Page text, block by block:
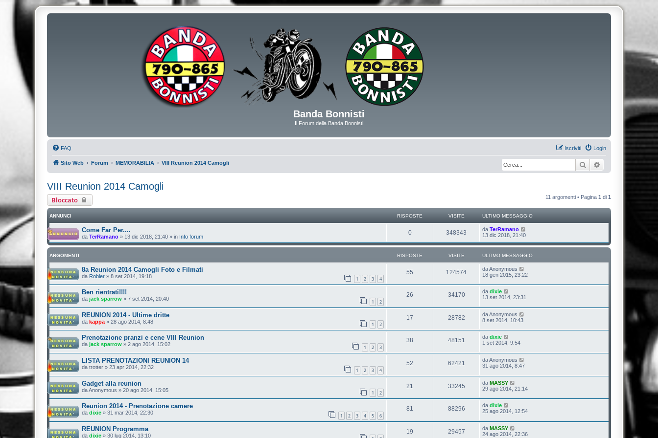
Banda Bonnisti
Il Forum della Banda Bonnisti
FAQ Login
Iscriviti
Sito Web Forum MEMORABILIA VIII Reunion 2014 Camogli Cerca Ricerca avanzata
VIII Reunion 2014 Camogli
Bloccato 11 argomenti • Pagina 1 di 1
ANNUNCI RISPOSTE VISITE ULTIMO MESSAGGIO
Come Far Per....
da TerRamano » 13 dic 2018, 21:40 » in Info forum
0 348343 da TerRamano
13 dic 2018, 21:40
ARGOMENTI RISPOSTE VISITE ULTIMO MESSAGGIO
8a Reunion 2014 Camogli Foto e Filmati
da Robler » 8 set 2014, 19:18 1 2 3 4
55 124574 daAnonymous
18 gen 2015, 23:22
Ben rientrati!!!!
da jack sparrow » 7 set 2014, 20:40 1 2
26 34170 da dixie
13 set 2014, 23:31
REUNION 2014 - Ultime dritte
da kappa » 28 ago 2014, 8:48 1 2
17 28782 daAnonymous
8 set 2014, 10:43
Prenotazione pranzi e cene VIII Reunion
da jack sparrow » 2 ago 2014, 15:02 1 2 3
38 48151 da dixie
1 set 2014, 9:54
LISTA PRENOTAZIONI REUNION 14
da trotter » 23 apr 2014, 22:32 1 2 3 4
52 62421 daAnonymous
31 ago 2014, 8:47
Gadget alla reunion
daAnonymous » 20 ago 2014, 15:05 1 2
21 33245 da MASSY
29 ago 2014, 21:14
Reunion 2014 - Prenotazione camere
da dixie » 31 mar 2014, 22:30 1 2 3 4 5 6
81 88296 da dixie
25 ago 2014, 12:54
REUNION Programma
da dixie » 30 lug 2014, 13:10
19 29457 da MASSY
24 ago 2014, 22:36